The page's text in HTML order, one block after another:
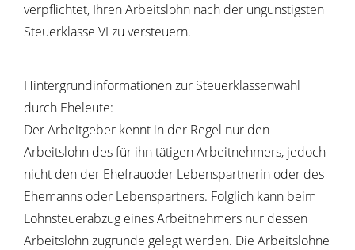
verpflichtet, Ihren Arbeitslohn nach der ungünstigsten
Steuerklasse VI zu versteuern.
Hintergrundinformationen zur Steuerklassenwahl
durch Eheleute:
Der Arbeitgeber kennt in der Regel nur den
Arbeitslohn des für ihn tätigen Arbeitnehmers, jedoch
nicht den der Ehefrauoder Lebenspartnerin oder des
Ehemanns oder Lebenspartners. Folglich kann beim
Lohnsteuerabzug eines Arbeitnehmers nur dessen
Arbeitslohn zugrunde gelegt werden. Die Arbeitslöhne